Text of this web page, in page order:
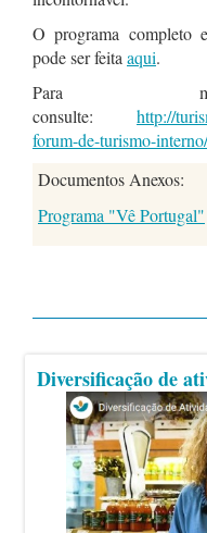
O programa completo
pode ser feita aqui.
Para
consulte: http://
forum-de-turismo-interno/
Documentos Anexos:
Programa "Vê Portugal"
Diversificação de